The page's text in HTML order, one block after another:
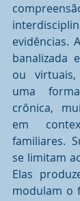
evidências.
banalizada
ou
uma
crônica,
em
familiares.
se limitam
Elas
modulam o